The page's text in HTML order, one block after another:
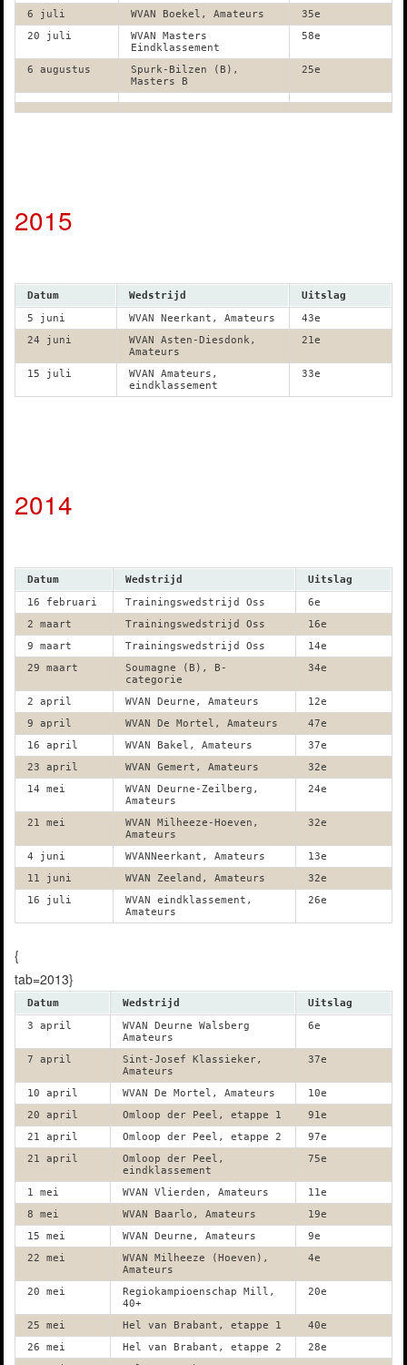
6 juli WVAN Boekel, Amateurs
35e
20 juli
WVAN Masters
Eindklassement
58e
6 augustus
Spurk-Bilzen (B),
Masters B
25e
2015
Datum Wedstrijd
Uitslag
5 juni
WVAN Neerkant, Amateurs
43e
24 juni
WVAN Asten-Diesdonk,
Amateurs
21e
15 juli
WVAN Amateurs,
eindklassement
33e
2014
Datum Wedstrijd
Uitslag
16 februari
Trainingswedstrijd Oss
6e
2 maart
Trainingswedstrijd Oss
16e
9 maart
Trainingswedstrijd Oss
14e
29 maart
Soumagne (B), B-
categorie
34e
2 april WVAN Deurne, Amateurs
12e
9 april
WVAN De Mortel, Amateurs
47e
16 april
WVAN Bakel, Amateurs
37e
23 april
WVAN Gemert, Amateurs
32e
14 mei
WVAN Deurne-Zeilberg,
Amateurs
24e
21 mei
WVAN Milheeze-Hoeven,
Amateurs
32e
4 juni WVANNeerkant, Amateurs
13e
11 juni
WVAN Zeeland, Amateurs
32e
16 juli
WVAN eindklassement,
Amateurs
26e
{
tab=2013}
Datum Wedstrijd
Uitslag
3 april
WVAN Deurne Walsberg
Amateurs
6e
7 april
Sint-Josef Klassieker,
Amateurs
37e
10 april WVAN De Mortel, Amateurs
10e
20 april
Omloop der Peel, etappe 1
91e
21 april
Omloop der Peel, etappe 2
97e
21 april
Omloop der Peel,
eindklassement
75e
1 mei WVAN Vlierden, Amateurs
11e
8 mei
WVAN Baarlo, Amateurs
19e
15 mei
WVAN Deurne, Amateurs
9e
22 mei
WVAN Milheeze (Hoeven),
Amateurs
4e
20 mei
Regiokampioenschap Mill,
40+
20e
25 mei Hel van Brabant, etappe 1
40e
26 mei
Hel van Brabant, etappe 2
28e